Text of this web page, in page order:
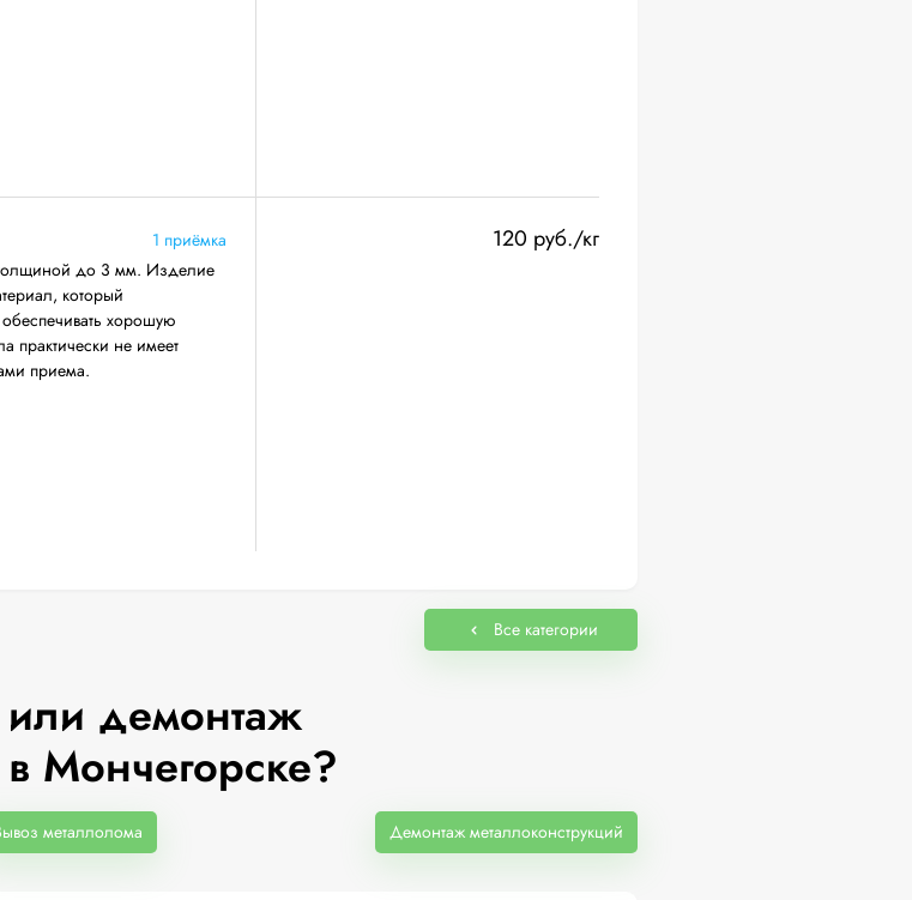
1 приёмка
толщиной до 3 мм. Изделие
который
хорошую
практически не имеет
приема.
120 руб./кг
Все категории
демонтаж
Мончегорске?
металлолома Демонтаж металлоконструкций